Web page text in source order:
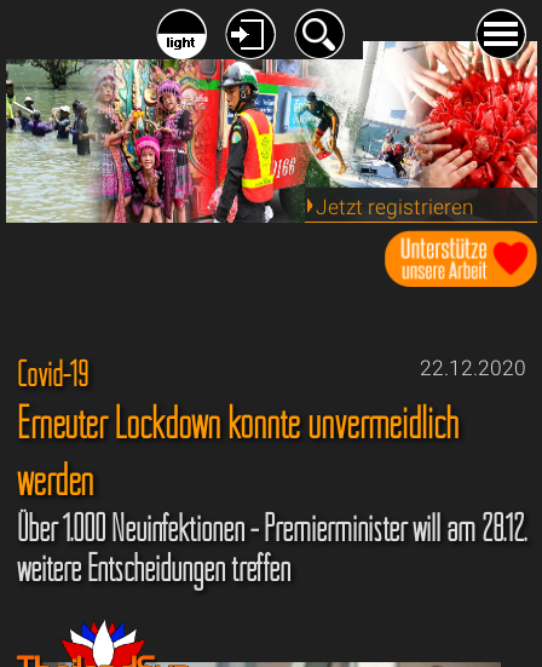
Jetzt registrieren
22.12.2020
Covid-19
Erneuter Lockdown könnte unvermeidlich
werden
Über 1.000 Neuinfektionen - Premierminister will am 28.12.
weitere Entscheidungen treffen